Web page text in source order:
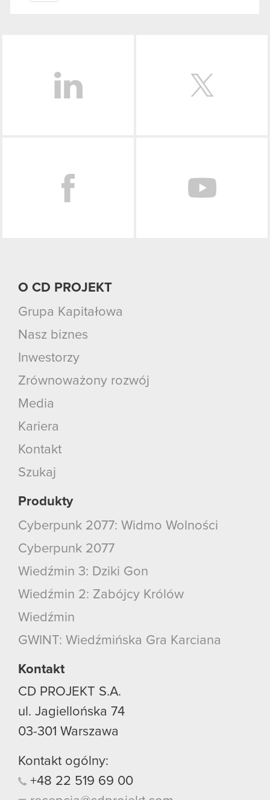
O CD PROJEKT
Grupa Kapitałowa
Nasz biznes
Inwestorzy
Zrównoważony rozwój
Media
Kariera
Kontakt
Szukaj
Produkty
Cyberpunk 2077: Widmo Wolności
Cyberpunk 2077
Wiedźmin 3: Dziki Gon
Wiedźmin 2: Zabójcy Królów
Wiedźmin
GWINT: Wiedźmińska Gra Karciana
Kontakt
CD PROJEKT S.A.
ul. Jagiellońska 74
03-301 Warszawa
Kontakt ogólny:
+48 22 519 69 00